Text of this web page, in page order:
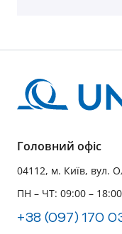
Головний офіс
04112, м. Київ, вул.
ПН – ЧТ: 09:00 –
+38 (097) 170